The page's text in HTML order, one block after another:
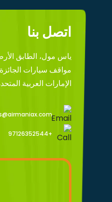
اتصل بنا
ياس مول، الطابق
مواقف سيارات
الإمارات العربية
+97126352544